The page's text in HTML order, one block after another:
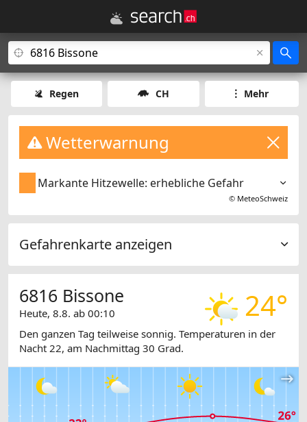
Regen CH Mehr
Wetterwarnung
Markante Hitzewelle: erhebliche Gefahr
© MeteoSchweiz
Gefahrenkarte anzeigen
24°
6816 Bissone
Heute, 8.8. ab 00:10
Den ganzen Tag teilweise sonnig. Temperaturen in der
Nacht 22, am Nachmittag 30 Grad.